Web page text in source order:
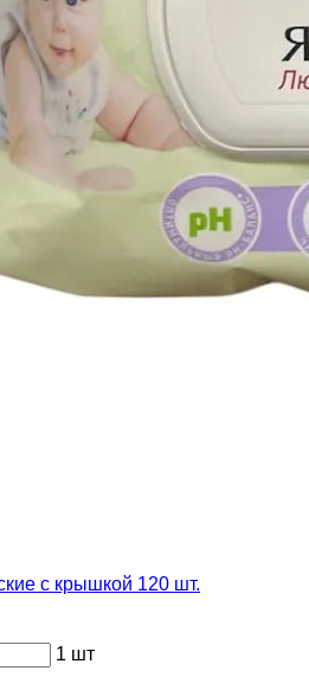
с крышкой 120 шт.
1 шт